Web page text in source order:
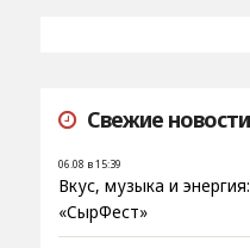
Свежие новости
06.08 в 15:39
Вкус, музыка и
«СырФест»